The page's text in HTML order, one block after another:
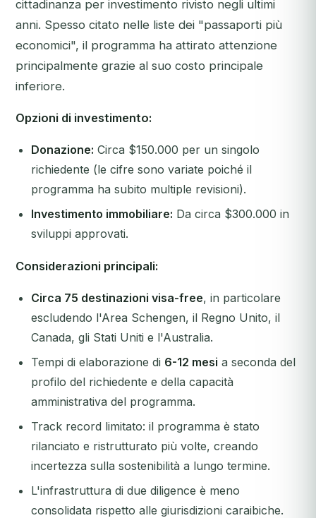
cittadinanza per investimento rivisto negli ultimi
anni. Spesso citato nelle liste dei "passaporti più
economici", il programma ha attirato attenzione
principalmente grazie al suo costo principale
inferiore.
Opzioni di investimento:
Donazione: Circa $150.000 per un singolo
richiedente (le cifre sono variate poiché il
programma ha subito multiple revisioni).
Investimento immobiliare: Da circa $300.000 in
sviluppi approvati.
Considerazioni principali:
Circa 75 destinazioni visa-free, in particolare
escludendo l'Area Schengen, il Regno Unito, il
Canada, gli Stati Uniti e l'Australia.
Tempi di elaborazione di 6-12 mesi a seconda del
profilo del richiedente e della capacità
amministrativa del programma.
Track record limitato: il programma è stato
rilanciato e ristrutturato più volte, creando
incertezza sulla sostenibilità a lungo termine.
L'infrastruttura di due diligence è meno
consolidata rispetto alle giurisdizioni caraibiche.